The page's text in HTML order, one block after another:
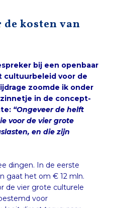
kosten van
bij een openbaar
cultuurbeleid voor de
zoomde ik onder
zinnetje in de concept-
“Ongeveer de helft
van de gemeentelijke subsidie voor de vier grote
instellingen zit in huisvestingslasten, en die zijn
dingen. In de eerste
gaat het om € 12 mln.
de vier grote culturele
bestemd voor
direct terug naar
en verhuurder is. Ik
erg hoog. Normaal is
een kwart en een